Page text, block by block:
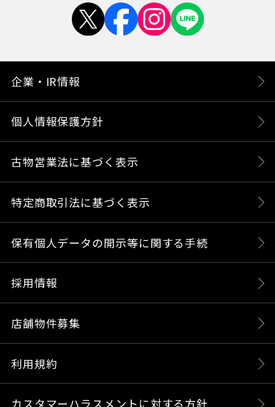
企業・IR情報
個人情報保護方針
古物営業法に基づく表示
特定商取引法に基づく表示
保有個人データの開示等に関する手続
採用情報
店舗物件募集
利用規約
カスタマーハラスメントに対する方針